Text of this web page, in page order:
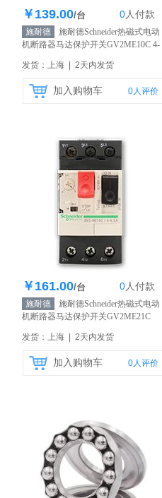
库存1000个
￥139.00/台 0人付款
施耐德
施耐德Schneider热磁式电动
机断路器马达保护开关GV2ME10C 4-
发货：上海 | 2天内发货
加入购物车 0人评价
库存1000个
￥161.00/台 0人付款
施耐德
施耐德Schneider热磁式电动
机断路器马达保护开关GV2ME21C
发货：上海 | 2天内发货
加入购物车 0人评价